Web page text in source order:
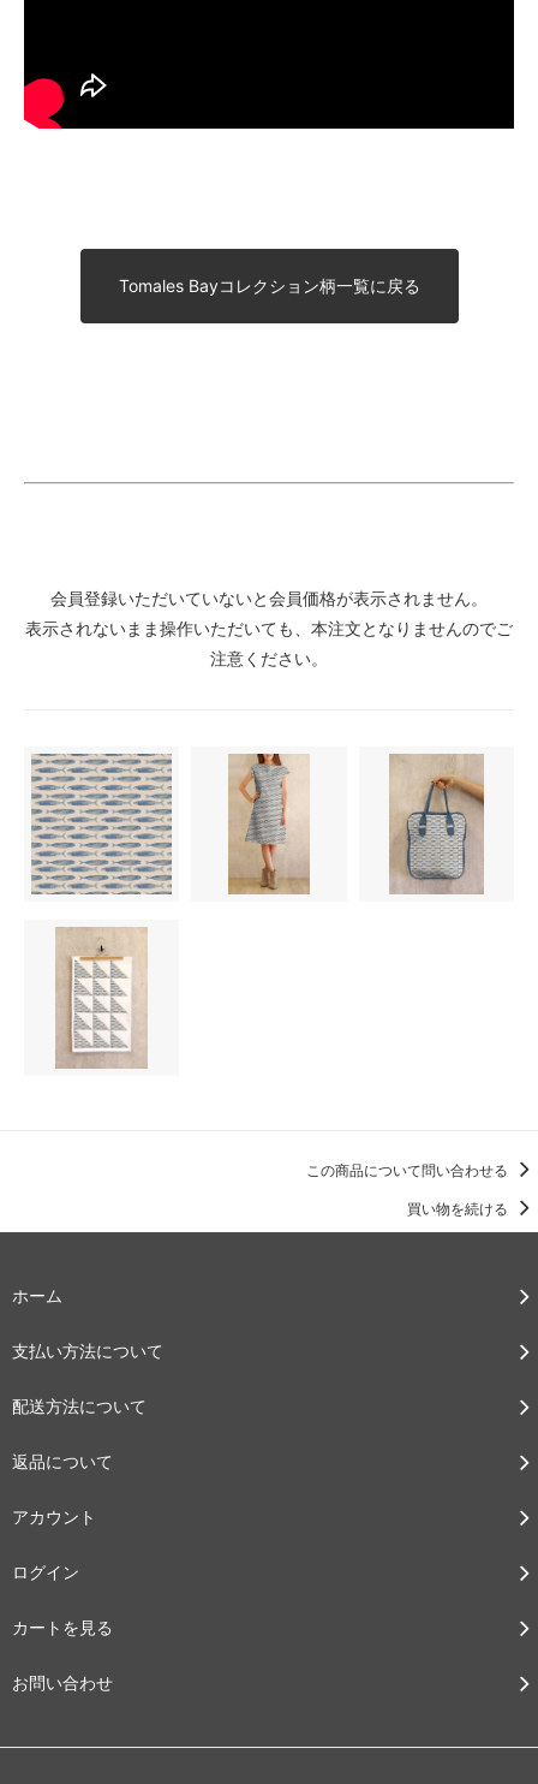
Tomales Bayコレクション柄一覧に戻る
会員登録いただいていないと会員価格が表示されません。
表示されないまま操作いただいても、本注文となりませんのでご
注意ください。
この商品について問い合わせる
買い物を続ける
ホーム
支払い方法について
配送方法について
返品について
アカウント
ログイン
カートを見る
お問い合わせ